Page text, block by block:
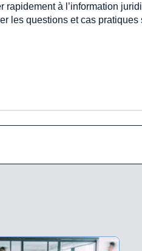
à l’information
les questions et cas